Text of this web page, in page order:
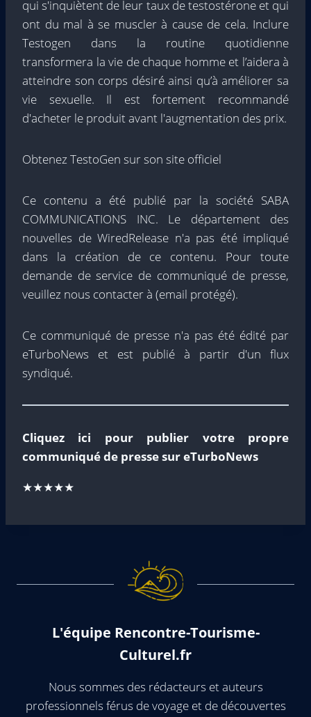
qui s'inquiètent de leur taux de testostérone et qui
ont du mal à se muscler à cause de cela. Inclure
Testogen dans la routine quotidienne
transformera la vie de chaque homme et l’aidera à
atteindre son corps désiré ainsi qu’à améliorer sa
vie sexuelle. Il est fortement recommandé
d'acheter le produit avant l'augmentation des prix.
Obtenez TestoGen sur son site officiel
Ce contenu a été publié par la société SABA
COMMUNICATIONS INC. Le département des
nouvelles de WiredRelease n'a pas été impliqué
dans la création de ce contenu. Pour toute
demande de service de communiqué de presse,
veuillez nous contacter à (email protégé).
Ce communiqué de presse n'a pas été édité par
eTurboNews et est publié à partir d'un flux
syndiqué.
Cliquez ici pour publier votre propre
communiqué de presse sur eTurboNews
★★★★★
L'équipe Rencontre-Tourisme-
Culturel.fr
Nous sommes des rédacteurs et auteurs
professionnels férus de voyage et de découvertes